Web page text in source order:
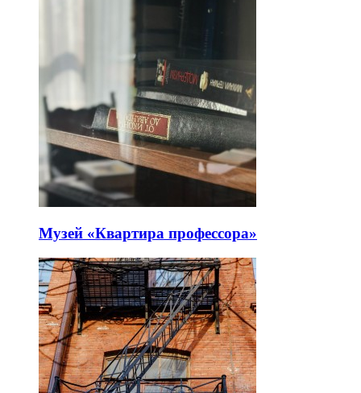
Музей «Квартира профессора»